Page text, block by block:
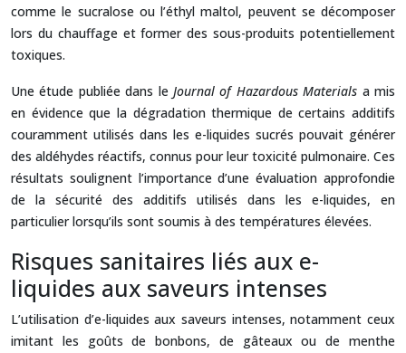
comme le sucralose ou l’éthyl maltol, peuvent se décomposer
lors du chauffage et former des sous-produits potentiellement
toxiques.
Une étude publiée dans le Journal of Hazardous Materials a mis
en évidence que la dégradation thermique de certains additifs
couramment utilisés dans les e-liquides sucrés pouvait générer
des aldéhydes réactifs, connus pour leur toxicité pulmonaire. Ces
résultats soulignent l’importance d’une évaluation approfondie
de la sécurité des additifs utilisés dans les e-liquides, en
particulier lorsqu’ils sont soumis à des températures élevées.
Risques sanitaires liés aux e-
liquides aux saveurs intenses
L’utilisation d’e-liquides aux saveurs intenses, notamment ceux
imitant les goûts de bonbons, de gâteaux ou de menthe